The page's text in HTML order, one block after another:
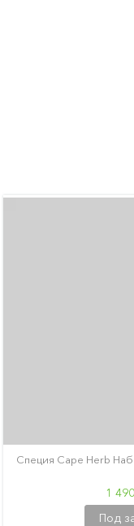
Специя Cape Herb
1
Под